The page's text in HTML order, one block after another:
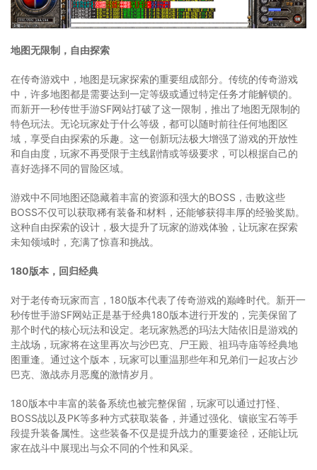
地图无限制，自由探索
在传奇游戏中，地图是玩家探索的重要组成部分。传统的传奇游戏
中，许多地图都是需要达到一定等级或通过特定任务才能解锁的。
而新开一秒传世手游SF网站打破了这一限制，推出了地图无限制的
特色玩法。无论玩家处于什么等级，都可以随时前往任何地图区
域，享受自由探索的乐趣。这一创新玩法极大增强了游戏的开放性
和自由度，玩家不再受限于主线剧情或等级要求，可以根据自己的
喜好选择不同的冒险区域。
游戏中不同地图还隐藏着丰富的资源和强大的BOSS，击败这些
BOSS不仅可以获取稀有装备和材料，还能够获得丰厚的经验奖励。
这种自由探索的设计，极大提升了玩家的游戏体验，让玩家在探索
未知领域时，充满了惊喜和挑战。
180版本，回归经典
对于老传奇玩家而言，180版本代表了传奇游戏的巅峰时代。新开一
秒传世手游SF网站正是基于经典180版本进行开发的，完美保留了
那个时代的核心玩法和设定。老玩家熟悉的玛法大陆依旧是游戏的
主战场，玩家将在这里再次与沙巴克、尸王殿、祖玛寺庙等经典地
图重逢。通过这个版本，玩家可以重温那些年和兄弟们一起攻占沙
巴克、激战赤月恶魔的激情岁月。
180版本中丰富的装备系统也被完整保留，玩家可以通过打怪、
BOSS战以及PK等多种方式获取装备，并通过强化、镶嵌宝石等手
段提升装备属性。这些装备不仅是提升战力的重要途径，还能让玩
家在战斗中展现出与众不同的个性和风采。